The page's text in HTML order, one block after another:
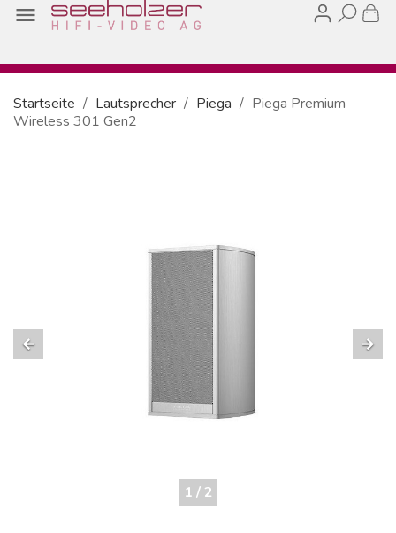

Startseite Lautsprecher Piega
Piega Premium
Wireless 301 Gen2
1 / 2
arrow_back arrow_forward